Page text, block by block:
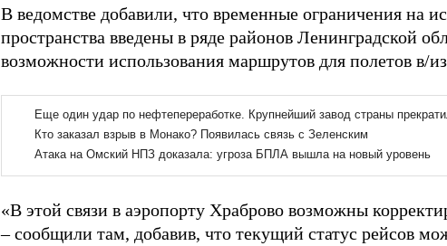
В ведомстве добавили, что временные ограничения на
пространства введены в ряде районов Ленинградской
возможности использования маршрутов для полетов в/
«В этой связи в аэропорту Храброво возможны
– сообщили там, добавив, что текущий статус рейсов